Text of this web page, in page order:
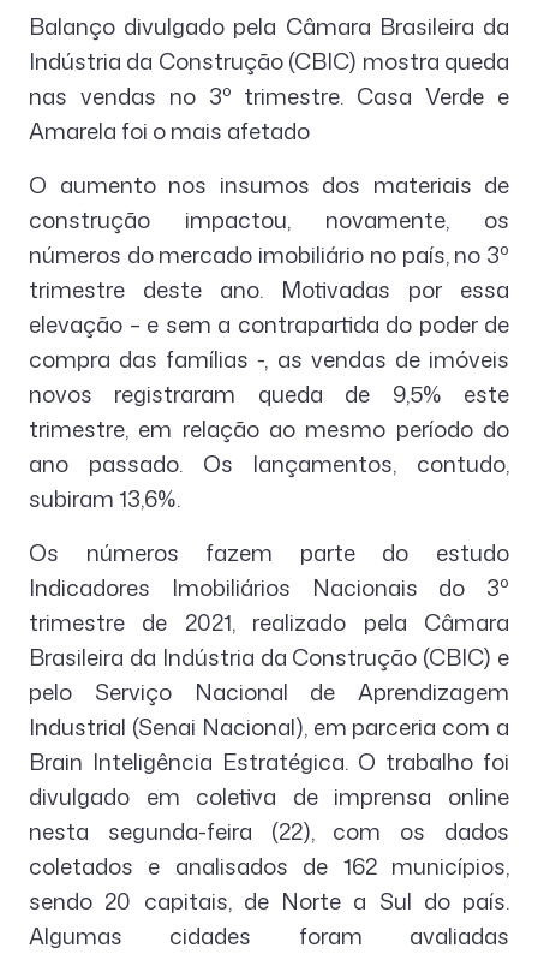
Balanço divulgado pela Câmara Brasileira da
Indústria da Construção (CBIC) mostra queda
nas vendas no 3º trimestre. Casa Verde e
Amarela foi o mais afetado
O aumento nos insumos dos materiais de
construção impactou, novamente, os
números do mercado imobiliário no país, no 3º
trimestre deste ano. Motivadas por essa
elevação – e sem a contrapartida do poder de
compra das famílias -, as vendas de imóveis
novos registraram queda de 9,5% este
trimestre, em relação ao mesmo período do
ano passado. Os lançamentos, contudo,
subiram 13,6%.
Os números fazem parte do estudo
Indicadores Imobiliários Nacionais do 3º
trimestre de 2021, realizado pela Câmara
Brasileira da Indústria da Construção (CBIC) e
pelo Serviço Nacional de Aprendizagem
Industrial (Senai Nacional), em parceria com a
Brain Inteligência Estratégica. O trabalho foi
divulgado em coletiva de imprensa online
nesta segunda-feira (22), com os dados
coletados e analisados de 162 municípios,
sendo 20 capitais, de Norte a Sul do país.
Algumas cidades foram avaliadas